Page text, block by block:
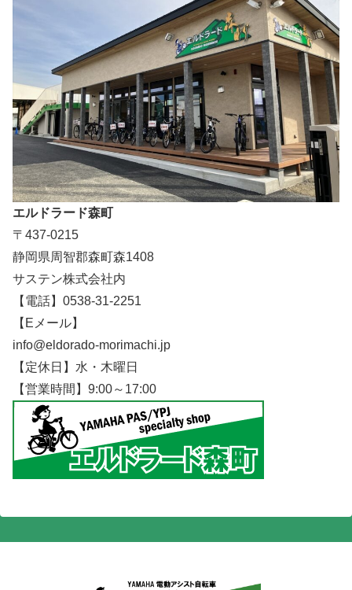
エルドラード森町
〒437-0215
静岡県周智郡森町森1408
サステン株式会社内
【電話】0538-31-2251
【Eメール】
info@eldorado-morimachi.jp
【定休日】水・木曜日
【営業時間】9:00～17:00